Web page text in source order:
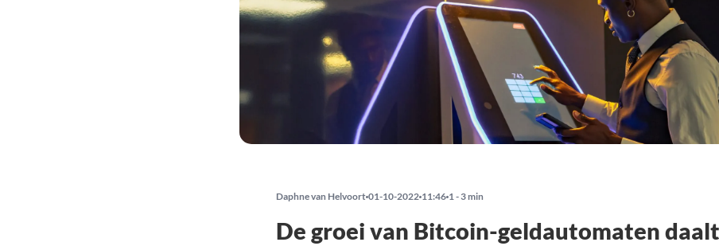
Daphne van Helvoort 01-10-2022 11:46 1 - 3 min
De groei van Bitcoin-geldautomaten